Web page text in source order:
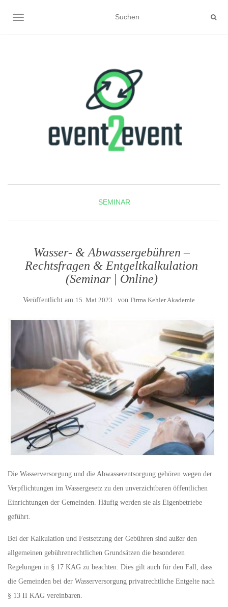
NAVIGATION UMSCHALTEN
SEMINAR
Wasser- & Abwassergebühren –
Rechtsfragen & Entgeltkalkulation
(Seminar | Online)
Veröffentlicht am 15. Mai 2023 von Firma Kehler Akademie
Die Wasserversorgung und die Abwasserentsorgung gehören wegen der
Verpflichtungen im Wassergesetz zu den unverzichtbaren öffentlichen
Einrichtungen der Gemeinden. Häufig werden sie als Eigenbetriebe
geführt.
Bei der Kalkulation und Festsetzung der Gebühren sind außer den
allgemeinen gebührenrechtlichen Grundsätzen die besonderen
Regelungen in § 17 KAG zu beachten. Dies gilt auch für den Fall, dass
die Gemeinden bei der Wasserversorgung privatrechtliche Entgelte nach
§ 13 II KAG vereinbaren.